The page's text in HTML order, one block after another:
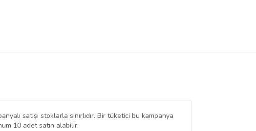
satışı stoklarla sınırlıdır. Bir tüketici bu kampanya
10 adet satın alabilir.